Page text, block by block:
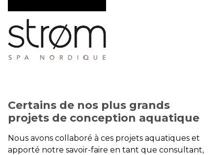
Certains de nos plus grands
projets de conception aquatique
Nous avons collaboré à ces projets aquatiques et
apporté notre savoir-faire en tant que consultant,